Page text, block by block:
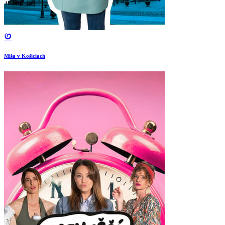
Miša v Košiciach